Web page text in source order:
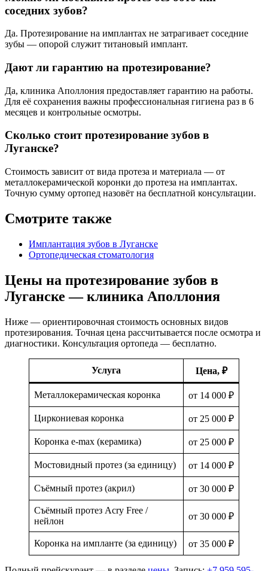
соседних зубов?
Да. Протезирование на имплантах не затрагивает соседние
зубы — опорой служит титановый имплант.
Дают ли гарантию на протезирование?
Да, клиника Аполлония предоставляет гарантию на работы.
Для её сохранения важны профессиональная гигиена раз в 6
месяцев и контрольные осмотры.
Сколько стоит протезирование зубов в
Луганске?
Стоимость зависит от вида протеза и материала — от
металлокерамической коронки до протеза на имплантах.
Точную сумму ортопед назовёт на бесплатной консультации.
Смотрите также
Имплантация зубов в Луганске
Ортопедическая стоматология
Цены на протезирование зубов в
Луганске — клиника Аполлония
Ниже — ориентировочная стоимость основных видов
протезирования. Точная цена рассчитывается после осмотра и
диагностики. Консультация ортопеда — бесплатно.
Услуга Цена, ₽
Металлокерамическая коронка от 14 000 ₽
Циркониевая коронка от 25 000 ₽
Коронка e-max (керамика) от 25 000 ₽
Мостовидный протез (за единицу) от 14 000 ₽
Съёмный протез (акрил) от 30 000 ₽
Съёмный протез Acry Free /
нейлон
от 30 000 ₽
Коронка на импланте (за единицу) от 35 000 ₽